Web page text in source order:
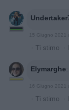
15 Giugno 2021
· Ti stimo ·
Elymarghe:
16 Giugno 2021
· Ti stimo ·